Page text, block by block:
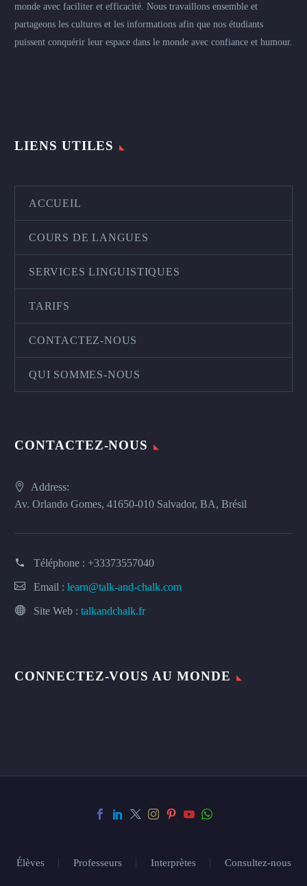
monde avec faciliter et efficacité. Nous travaillons ensemble et
partageons les cultures et les informations afin que nos étudiants
puissent conquérir leur espace dans le monde avec confiance et humour.
LIENS UTILES
ACCUEIL
COURS DE LANGUES
SERVICES LINGUISTIQUES
TARIFS
CONTACTEZ-NOUS
QUI SOMMES-NOUS
CONTACTEZ-NOUS
Address:
Av. Orlando Gomes, 41650-010 Salvador, BA, Brésil
Téléphone : +33373557040
Email : learn@talk-and-chalk.com
Site Web : talkandchalk.fr
CONNECTEZ-VOUS AU MONDE
Élèves Professeurs Interprètes Consultez-nous